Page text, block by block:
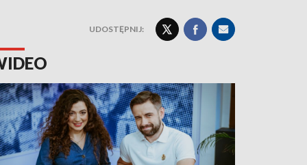
UDOSTĘPNIJ: